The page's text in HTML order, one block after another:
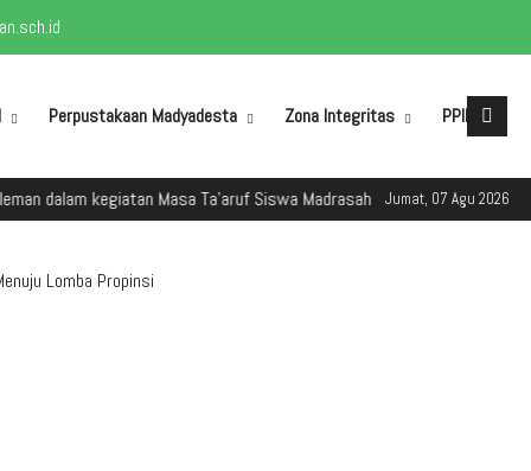
Perpustakaan Madyadesta Zona Integritas PPID
Jumat, 07 Agu 2026
kegiatan Masa Ta'aruf Siswa Madrasah (MATSAMA) Tahun Ajaran
Lomba Propinsi